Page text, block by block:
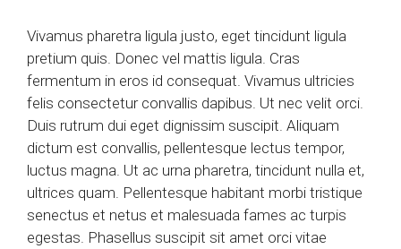
Vivamus pharetra ligula justo, eget tincidunt ligula
pretium quis. Donec vel mattis ligula. Cras
fermentum in eros id consequat. Vivamus ultricies
felis consectetur convallis dapibus. Ut nec velit orci.
Duis rutrum dui eget dignissim suscipit. Aliquam
dictum est convallis, pellentesque lectus tempor,
luctus magna. Ut ac urna pharetra, tincidunt nulla et,
ultrices quam. Pellentesque habitant morbi tristique
senectus et netus et malesuada fames ac turpis
egestas. Phasellus suscipit sit amet orci vitae